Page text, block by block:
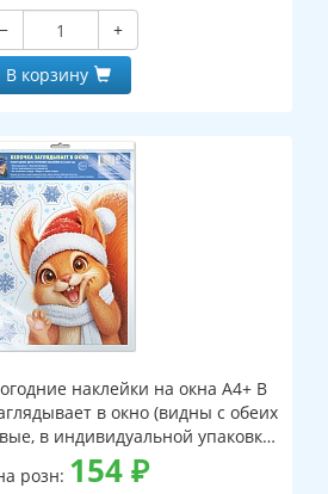
−
+
В корзину
наклейки на окна А4+ В
в окно (видны с обеих
в индивидуальной упаковке,
и клеевым клапаном)
розн: 154₽